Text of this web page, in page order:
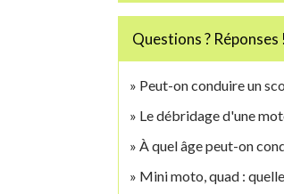
Questions ? Réponses !
Peut-on conduire un
Le débridage d'une
À quel âge peut-on
Mini moto, quad :